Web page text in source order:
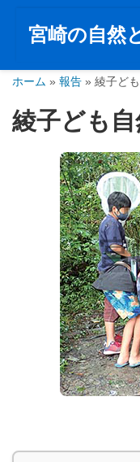
コ
テ
ツ
宮崎の自然
ホーム » 報告 » 綾子ど
綾子ども